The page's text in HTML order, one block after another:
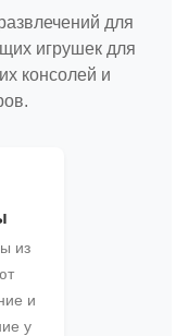
для
игрушек для
консолей и
из
и
у